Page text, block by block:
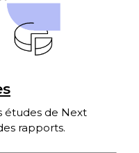
études de Next
rapports.